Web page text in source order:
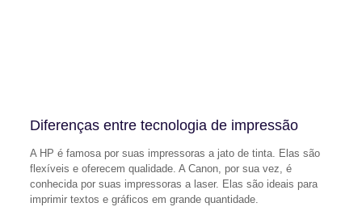
Diferenças entre tecnologia de impressão
A HP é famosa por suas impressoras a jato de tinta. Elas são
flexíveis e oferecem qualidade. A Canon, por sua vez, é
conhecida por suas impressoras a laser. Elas são ideais para
imprimir textos e gráficos em grande quantidade.